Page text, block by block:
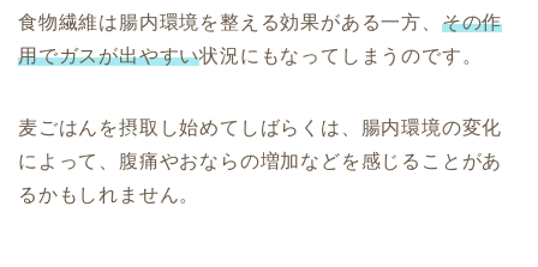
食物繊維は腸内環境を整える効果がある一方、 その作
用でガスが出やすい状況にもなってしまうのです。
麦ごはんを摂取し始めてしばらくは、腸内環境の変化
によって、腹痛やおならの増加などを感じることがあ
るかもしれません。